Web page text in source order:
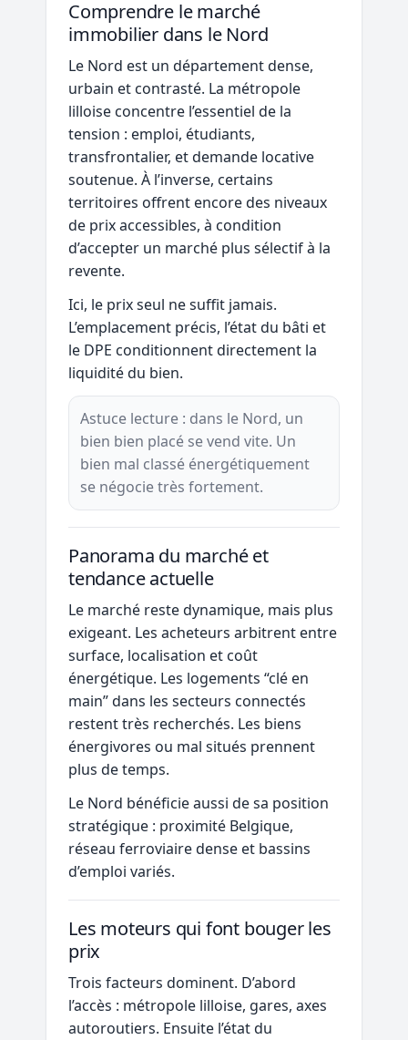
Comprendre le marché
immobilier dans le Nord
Le Nord est un département dense,
urbain et contrasté. La métropole
lilloise concentre l’essentiel de la
tension : emploi, étudiants,
transfrontalier, et demande locative
soutenue. À l’inverse, certains
territoires offrent encore des niveaux
de prix accessibles, à condition
d’accepter un marché plus sélectif à la
revente.
Ici, le prix seul ne suffit jamais.
L’emplacement précis, l’état du bâti et
le DPE conditionnent directement la
liquidité du bien.
Astuce lecture : dans le Nord, un
bien bien placé se vend vite. Un
bien mal classé énergétiquement
se négocie très fortement.
Panorama du marché et
tendance actuelle
Le marché reste dynamique, mais plus
exigeant. Les acheteurs arbitrent entre
surface, localisation et coût
énergétique. Les logements “clé en
main” dans les secteurs connectés
restent très recherchés. Les biens
énergivores ou mal situés prennent
plus de temps.
Le Nord bénéficie aussi de sa position
stratégique : proximité Belgique,
réseau ferroviaire dense et bassins
d’emploi variés.
Les moteurs qui font bouger les
prix
Trois facteurs dominent. D’abord
l’accès : métropole lilloise, gares, axes
autoroutiers. Ensuite l’état du